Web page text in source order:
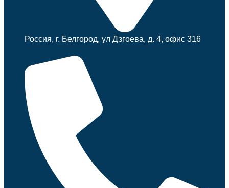
Россия, г. Белгород, ул Дзгоева, д. 4, офис 316